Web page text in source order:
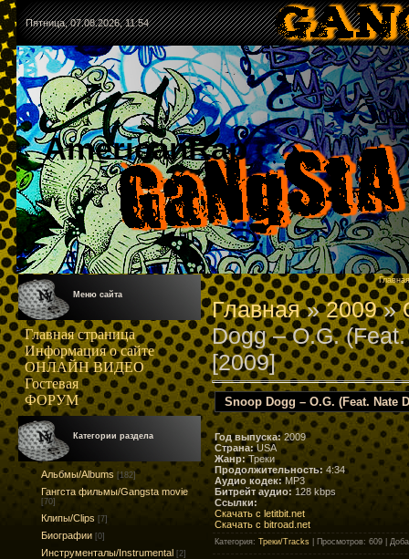
Пятница, 07.08.2026, 11:54
AmericanRap
Меню сайта
Главная страница
Информация о сайте
ОНЛАЙН ВИДЕО
Гостевая
ФОРУМ
Категории раздела
Альбмы/Albums [182]
Гангста фильмы/Gangsta movie
[70]
Клипы/Clips [7]
Биографии [0]
Инструменталы/Instrumental [2]
Главная
Главная»2009 »
Dogg – O.G.
[2009]
Snoop Dogg – O.G. (Feat. Nate
Год выпуска:2009
Страна:USA
Жанр:Треки
Продолжительность: 4:34
Аудио кодек: MP3
Битрейт аудио: 128 kbps
Ссылки:
Скачать с letitbit.net
Скачать с bitroad.net
Категория: Треки/Tracks Просмотров: 609 |